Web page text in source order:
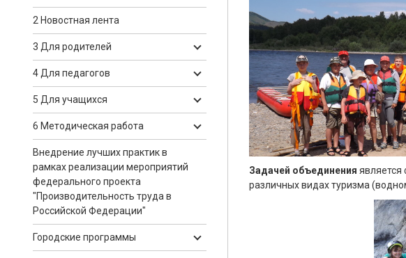
2 Новостная лента
3 Для родителей
4 Для педагогов
5 Для учащихся
6 Методическая работа
Внедрение лучших практик в
рамках реализации мероприятий
федерального проекта
"Производительность труда в
Российской Федерации"
Городские программы
Задачей объединения является
различных видах туризма